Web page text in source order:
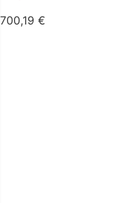
700,19 €